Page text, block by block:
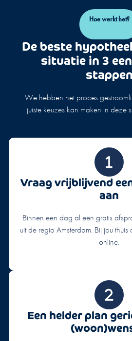
Hoe werkt het?
De beste
situatie in 3
stappen
We hebben het proces
juiste keuzes kan maken in deze
Vraag vrijblijvend
aan
Binnen een dag al een gratis
uit de regio Amsterdam. Bij jou
online.
Een helder plan